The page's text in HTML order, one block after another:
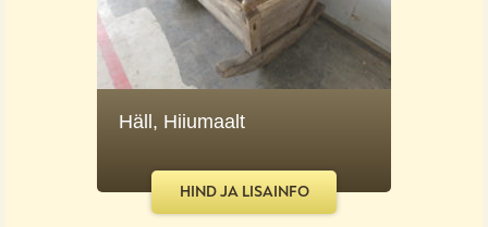
Häll, Hiiumaalt
HIND JA LISAINFO